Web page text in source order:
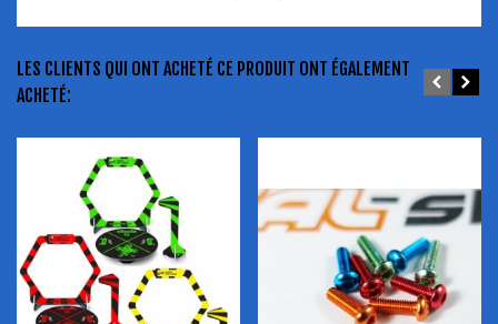
LES CLIENTS QUI ONT ACHETÉ CE PRODUIT ONT ÉGALEMENT
ACHETÉ: